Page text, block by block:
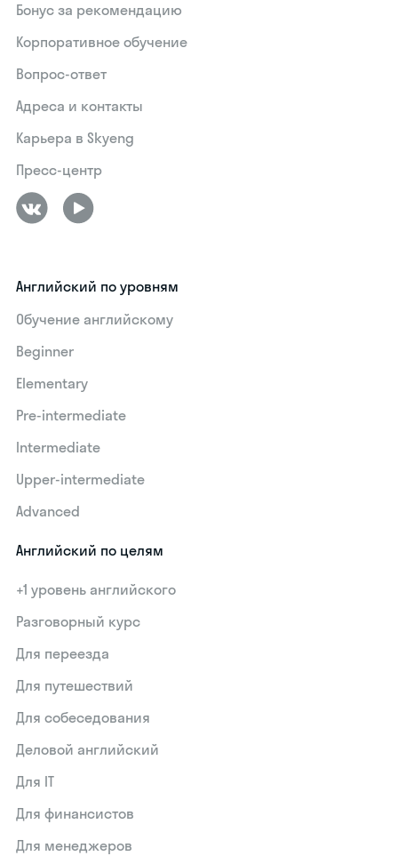
Бонус за рекомендацию
Корпоративное обучение
Вопрос-ответ
Адреса и контакты
Карьера в Skyeng
Пресс-центр
Английский по уровням
Обучение английскому
Beginner
Elementary
Pre-intermediate
Intermediate
Upper-intermediate
Advanced
Английский по целям
+1 уровень английского
Разговорный курс
Для переезда
Для путешествий
Для собеседования
Деловой английский
Для IT
Для финансистов
Для менеджеров